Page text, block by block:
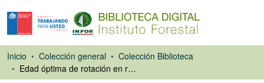
Inicio Colección general
Colección Biblioteca
Edad óptima de rotación en rodales de pinus radiata D. Don incorporando la captura de carbono y producción de madera en Chile